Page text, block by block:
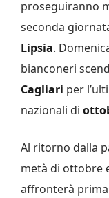
proseguiranno
seconda
Lipsia.
bianconeri
Cagliari per
nazionali di
Al ritorno dalla
metà di ottobre
affronterà